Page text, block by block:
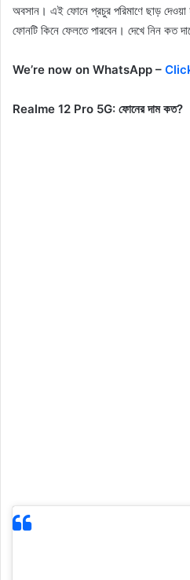
অবসান। এই ফোনে প্রচুর পরিমাণে ছাড়
ফোনটি কিনে ফেলতে পারবেন। দেখে নিন কত
We’re now on WhatsApp –
Realme 12 Pro 5G: ফোনের দাম কত?